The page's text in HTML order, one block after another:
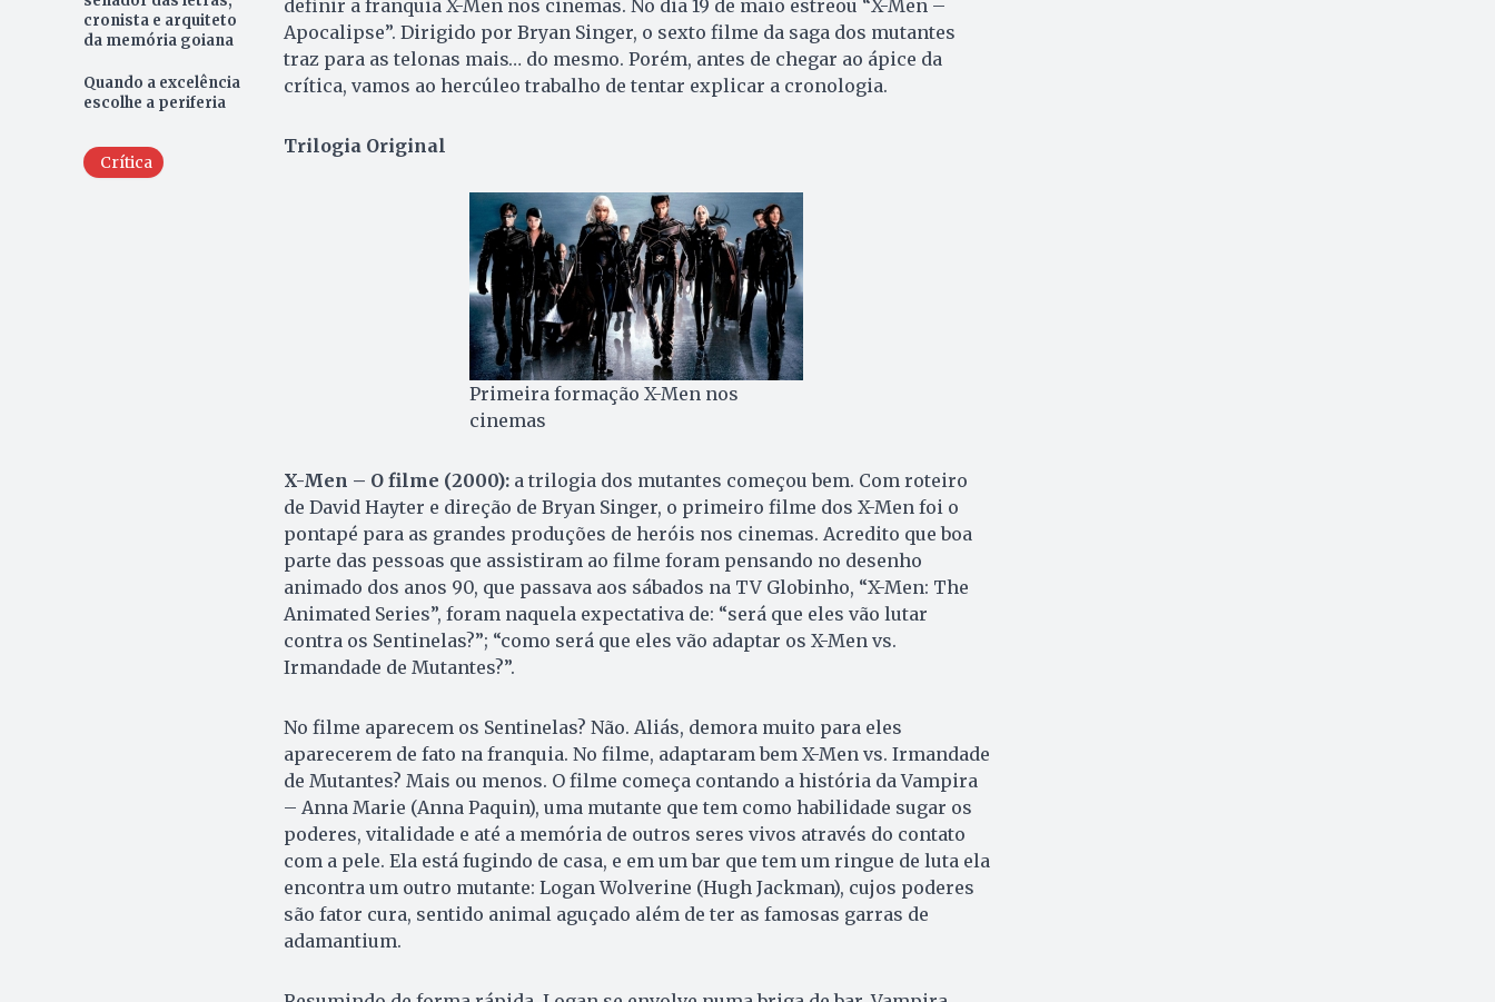
cronista e arquiteto
da memória goiana
Quando a excelência
escolhe a periferia
Crítica
definir a franquia X-Men nos cinemas. No dia 19 de maio estreou “X-Men –
Apocalipse”. Dirigido por Bryan Singer, o sexto filme da saga dos mutantes
traz para as telonas mais… do mesmo. Porém, antes de chegar ao ápice da
crítica, vamos ao hercúleo trabalho de tentar explicar a cronologia.
Trilogia Original
Primeira formação X-Men nos
cinemas
X-Men – O filme (2000): a trilogia dos mutantes começou bem. Com roteiro
de David Hayter e direção de Bryan Singer, o primeiro filme dos X-Men foi o
pontapé para as grandes produções de heróis nos cinemas. Acredito que boa
parte das pessoas que assistiram ao filme foram pensando no desenho
animado dos anos 90, que passava aos sábados na TV Globinho, “X-Men: The
Animated Series”, foram naquela expectativa de: “será que eles vão lutar
contra os Sentinelas?”; “como será que eles vão adaptar os X-Men vs.
Irmandade de Mutantes?”.
No filme aparecem os Sentinelas? Não. Aliás, demora muito para eles
aparecerem de fato na franquia. No filme, adaptaram bem X-Men vs. Irmandade
de Mutantes? Mais ou menos. O filme começa contando a história da Vampira
– Anna Marie (Anna Paquin), uma mutante que tem como habilidade sugar os
poderes, vitalidade e até a memória de outros seres vivos através do contato
com a pele. Ela está fugindo de casa, e em um bar que tem um ringue de luta ela
encontra um outro mutante: Logan Wolverine (Hugh Jackman), cujos poderes
são fator cura, sentido animal aguçado além de ter as famosas garras de
adamantium.